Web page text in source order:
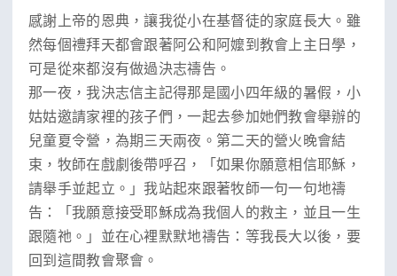
感謝上帝的恩典，讓我從小在基督徒的家庭長大。雖
然每個禮拜天都會跟著阿公和阿嬤到教會上主日學，
可是從來都沒有做過決志禱告。
那一夜，我決志信主記得那是國小四年級的暑假，小
姑姑邀請家裡的孩子們，一起去參加她們教會舉辦的
兒童夏令營，為期三天兩夜。第二天的營火晚會結
束，牧師在戲劇後帶呼召，「如果你願意相信耶穌，
請舉手並起立。」我站起來跟著牧師一句一句地禱
告：「我願意接受耶穌成為我個人的救主，並且一生
跟隨祂。」並在心裡默默地禱告：等我長大以後，要
回到這間教會聚會。